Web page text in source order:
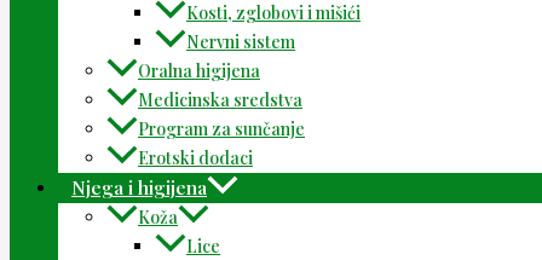
Kosti, zglobovi i mišići
Nervni sistem
Oralna higijena
Medicinska sredstva
Program za sunčanje
Erotski dodaci
Njega i higijena
Koža
Lice